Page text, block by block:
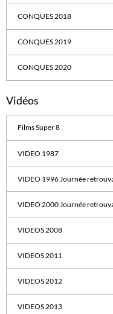
CONQUES 2018
CONQUES 2019
CONQUES 2020
Vidéos
Films Super 8
VIDEO 1987
VIDEO 1996 Journée
VIDEO 2000 Journée
VIDEOS 2008
VIDEOS 2011
VIDEOS 2012
VIDEOS 2013